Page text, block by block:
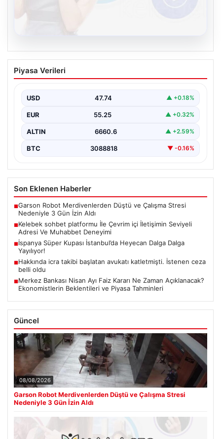
Kelebek sohbet platformu İle Çevrim içi
İletişimin Seviyeli Adresi Ve Muhabbet
İnternet dünyasında kullanıcıların güvenli bir tarzda
birçok…
Piyasa Verileri
USD 47.74 ▲ +0.18%
EUR 55.25 ▲ +0.32%
ALTIN 6660.6 ▲ +2.59%
BTC 3088818 ▼ -0.16%
Son Eklenen Haberler
■Garson Robot Merdivenlerden Düştü ve Çalışma Stresi
Nedeniyle 3 Gün İzin Aldı
■Kelebek sohbet platformu İle Çevrim içi İletişimin Seviyeli
Adresi Ve Muhabbet Deneyimi
■İspanya Süper Kupası İstanbul’da Heyecan Dalga Dalga
Yayılıyor!
■Hakkında icra takibi başlatan avukatı katletmişti. İstenen ceza
belli oldu
■Merkez Bankası Nisan Ayı Faiz Kararı Ne Zaman Açıklanacak?
Ekonomistlerin Beklentileri ve Piyasa Tahminleri
Güncel
08/08/2026
Garson Robot Merdivenlerden Düştü ve Çalışma Stresi
Nedeniyle 3 Gün İzin Aldı